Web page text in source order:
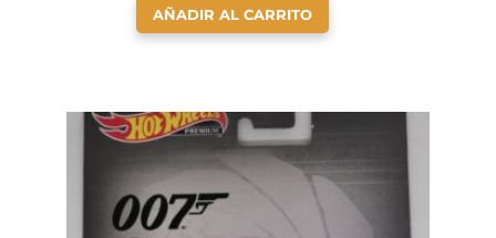
AÑADIR AL CARRITO